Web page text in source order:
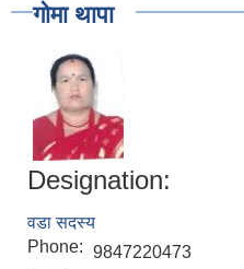
गोमा थापा
Designation:
वडा सदस्य
Phone: 9847220473